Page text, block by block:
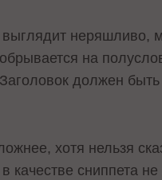
неряшливо,
на
должен быть
хотя нельзя
качестве сниппета